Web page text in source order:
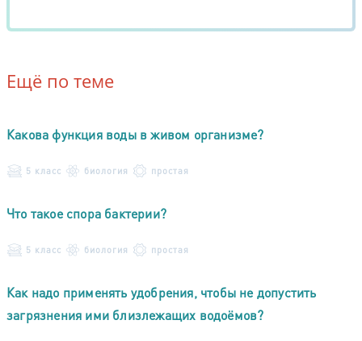
Ещё по теме
Какова функция воды в живом организме?
5 класс биология простая
Что такое спора бактерии?
5 класс биология простая
Как надо применять удобрения, чтобы не допустить
загрязнения ими близлежащих водоёмов?